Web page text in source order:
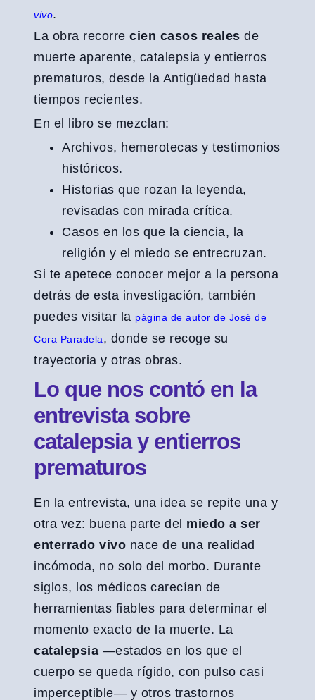
vivo.
La obra recorre cien casos reales de
muerte aparente, catalepsia y entierros
prematuros, desde la Antigüedad hasta
tiempos recientes.
En el libro se mezclan:
Archivos, hemerotecas y testimonios
históricos.
Historias que rozan la leyenda,
revisadas con mirada crítica.
Casos en los que la ciencia, la
religión y el miedo se entrecruzan.
Si te apetece conocer mejor a la persona
detrás de esta investigación, también
puedes visitar la página de autor de José de
Cora Paradela, donde se recoge su
trayectoria y otras obras.
Lo que nos contó en la
entrevista sobre
catalepsia y entierros
prematuros
En la entrevista, una idea se repite una y
otra vez: buena parte del miedo a ser
enterrado vivo nace de una realidad
incómoda, no solo del morbo. Durante
siglos, los médicos carecían de
herramientas fiables para determinar el
momento exacto de la muerte. La
catalepsia —estados en los que el
cuerpo se queda rígido, con pulso casi
imperceptible— y otros trastornos